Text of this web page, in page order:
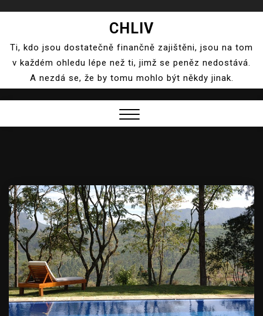
content
CHLIV
Ti, kdo jsou dostatečně finančně zajištěni, jsou na tom
v každém ohledu lépe než ti, jimž se peněz nedostává.
A nezdá se, že by tomu mohlo být někdy jinak.